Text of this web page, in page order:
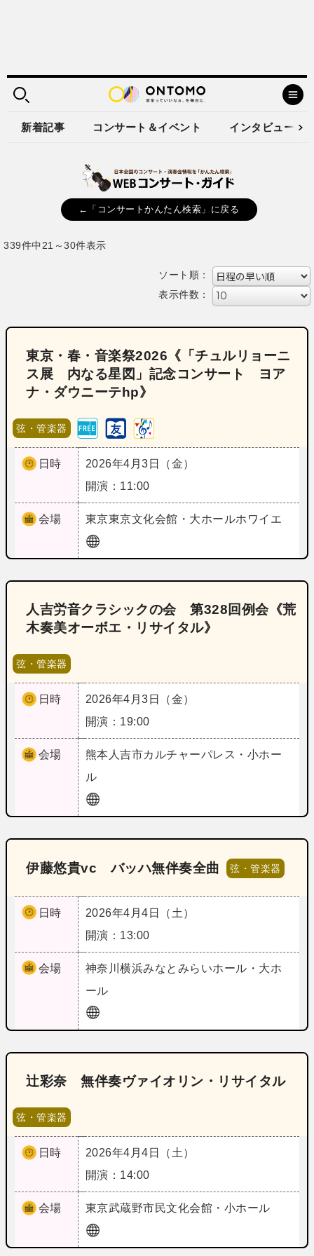
新着記事 コンサート＆イベント インタビュー
←「コンサートかんたん検索」に戻る
339件中21～30件表示
ソート順：
表示件数：
東京・春・音楽祭2026《「チュルリョーニ
ス展 内なる星図」記念コンサート ヨア
ナ・ダウニーテhp》
弦・管楽器
日時
2026年4月3日（金）
開演：11:00
会場 東京東京文化会館・大ホールホワイエ
人吉労音クラシックの会 第328回例会《荒
木奏美オーボエ・リサイタル》
弦・管楽器
日時
2026年4月3日（金）
開演：19:00
会場 熊本 人吉市カルチャーパレス・小ホー
ル
伊藤悠貴vc バッハ無伴奏全曲 弦・管楽器
日時
2026年4月4日（土）
開演：13:00
会場 神奈川横浜みなとみらいホール・大ホ
ール
辻彩奈 無伴奏ヴァイオリン・リサイタル
弦・管楽器
日時
2026年4月4日（土）
開演：14:00
会場 東京武蔵野市民文化会館・小ホール